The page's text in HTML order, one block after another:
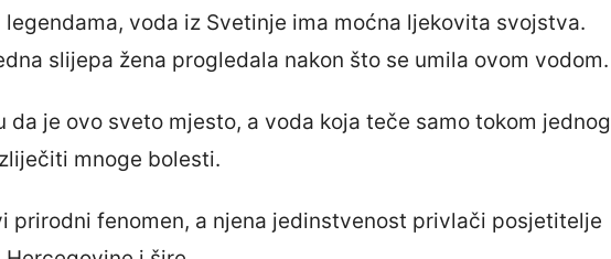
legendama, voda iz Svetinje ima moćna ljekovita svojstva.
slijepa žena progledala nakon što se umila ovom vodom.
da je ovo sveto mjesto, a voda koja teče samo tokom jednog
mnoge bolesti.
prirodni fenomen, a njena jedinstvenost privlači posjetitelje